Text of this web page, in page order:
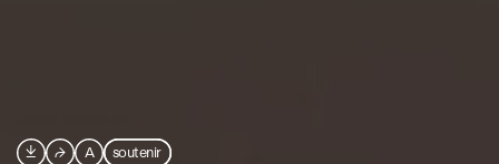
 ⮫ A soutenir